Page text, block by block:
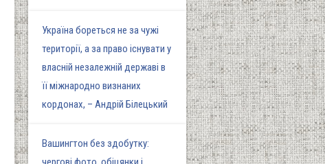
Україна бореться не за чужі
території, а за право існувати у
власній незалежній державі в
її міжнародно визнаних
кордонах, – Андрій Білецький
Вашингтон без здобутку: